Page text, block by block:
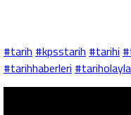
#tarih #kpsstarih #tarihi
#tarihhaberleri